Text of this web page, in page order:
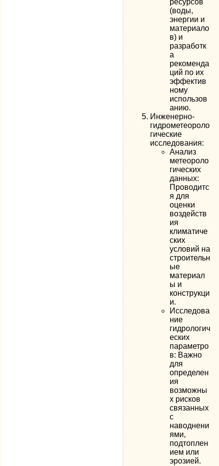
ресурсов
(воды,
энергии и
материало
в) и
разработк
а
рекоменда
ций по их
эффектив
ному
использов
анию.
Инженерно-
гидрометеороло
гические
исследования:
Анализ
метеороло
гических
данных:
Проводитс
я для
оценки
воздейств
ия
климатиче
ских
условий на
строительн
ые
материал
ы и
конструкци
и.
Исследова
ние
гидрологич
еских
параметро
в: Важно
для
определен
ия
возможны
х рисков
связанных
с
наводнени
ями,
подтоплен
ием или
эрозией.